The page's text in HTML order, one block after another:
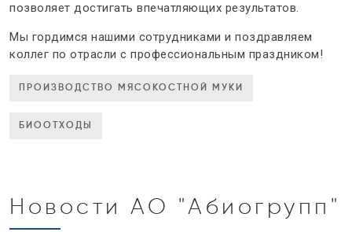
позволяет достигать впечатляющих результатов.
Мы гордимся нашими сотрудниками и поздравляем
коллег по отрасли с профессиональным праздником!
ПРОИЗВОДСТВО МЯСОКОСТНОЙ МУКИ
БИООТХОДЫ
Новости АО "Абиогрупп"